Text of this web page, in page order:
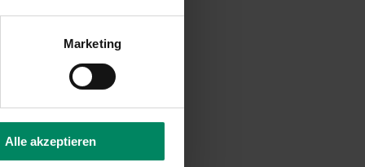
Marketing
Alle akzeptieren
erzielen
die
in die
mit unseren
zeigt Ihnen die